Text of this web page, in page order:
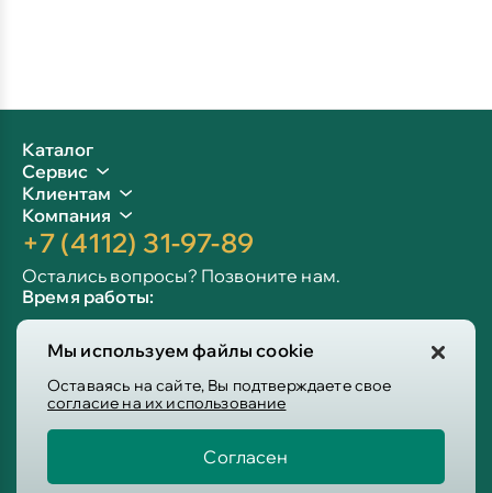
Мы используем файлы cookie
Оставаясь на сайте, Вы подтверждаете свое
согласие на их использование
Согласен
Каталог
Сервис
Клиентам
Компания
+7 (4112) 31-97-89
Остались вопросы? Позвоните нам.
Время работы:
Сб-вс: 10:00 - 19:00
Info@victoria-mebel.ru
Пользовательское соглашение